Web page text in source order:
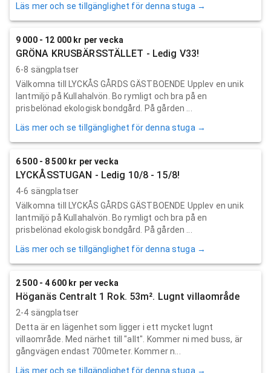
Läs mer och se tillgänglighet för denna stuga →
9 000 - 12 000 kr per vecka
GRÖNA KRUSBÄRSSTÄLLET - Ledig V33!
6-8 sängplatser
Välkomna till LYCKÅS GÅRDS GÄSTBOENDE Upplev en unik
lantmiljö på Kullahalvön. Bo rymligt och bra på en
prisbelönad ekologisk bondgård. På gården ...
Läs mer och se tillgänglighet för denna stuga →
6 500 - 8 500 kr per vecka
LYCKÅSSTUGAN - Ledig 10/8 - 15/8!
4-6 sängplatser
Välkomna till LYCKÅS GÅRDS GÄSTBOENDE Upplev en unik
lantmiljö på Kullahalvön. Bo rymligt och bra på en
prisbelönad ekologisk bondgård. På gården ...
Läs mer och se tillgänglighet för denna stuga →
2 500 - 4 600 kr per vecka
Höganäs Centralt 1 Rok. 53m². Lugnt villaområde
2-4 sängplatser
Detta är en lägenhet som ligger i ett mycket lugnt
villaområde. Med närhet till "allt". Kommer ni med buss, är
gångvägen endast 700meter. Kommer n...
Läs mer och se tillgänglighet för denna stuga →